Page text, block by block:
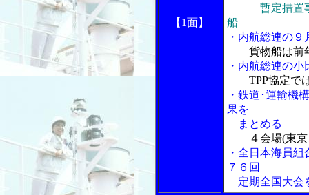
【1面】
暫定措置
船
・内航総連の
貨物船は前
・内航総連の
TPP協定で
・鉄道･運輸機
果を
まとめる
４会場(東
・全日本海員
７６回
定期全国大会